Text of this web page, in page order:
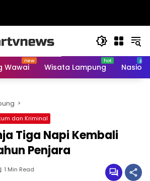
Wawai Wisata Lampung
dan Kriminal
Tiga Napi Kembali
Penjara
1 Min Read